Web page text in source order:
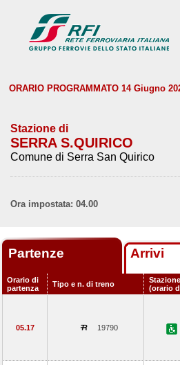
ORARIO PROGRAMMATO 14 Giugno
Stazione di
SERRA S.QUIRICO
Comune di Serra San Quirico
Ora impostata: 04.00
Partenze Arrivi
Orario di
partenza
Tipo e n. di treno
(orario
05.17 19790